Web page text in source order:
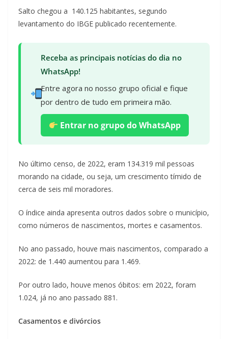
Salto chegou a 140.125 habitantes, segundo
levantamento do IBGE publicado recentemente.
Receba as principais notícias do dia no
WhatsApp!
Entre agora no nosso grupo oficial e fique
por dentro de tudo em primeira mão.
Entrar no grupo do WhatsApp
No último censo, de 2022, eram 134.319 mil pessoas
morando na cidade, ou seja, um crescimento tímido de
cerca de seis mil moradores.
O índice ainda apresenta outros dados sobre o município,
como números de nascimentos, mortes e casamentos.
No ano passado, houve mais nascimentos, comparado a
2022: de 1.440 aumentou para 1.469.
Por outro lado, houve menos óbitos: em 2022, foram
1.024, já no ano passado 881.
Casamentos e divórcios